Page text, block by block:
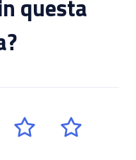
questa